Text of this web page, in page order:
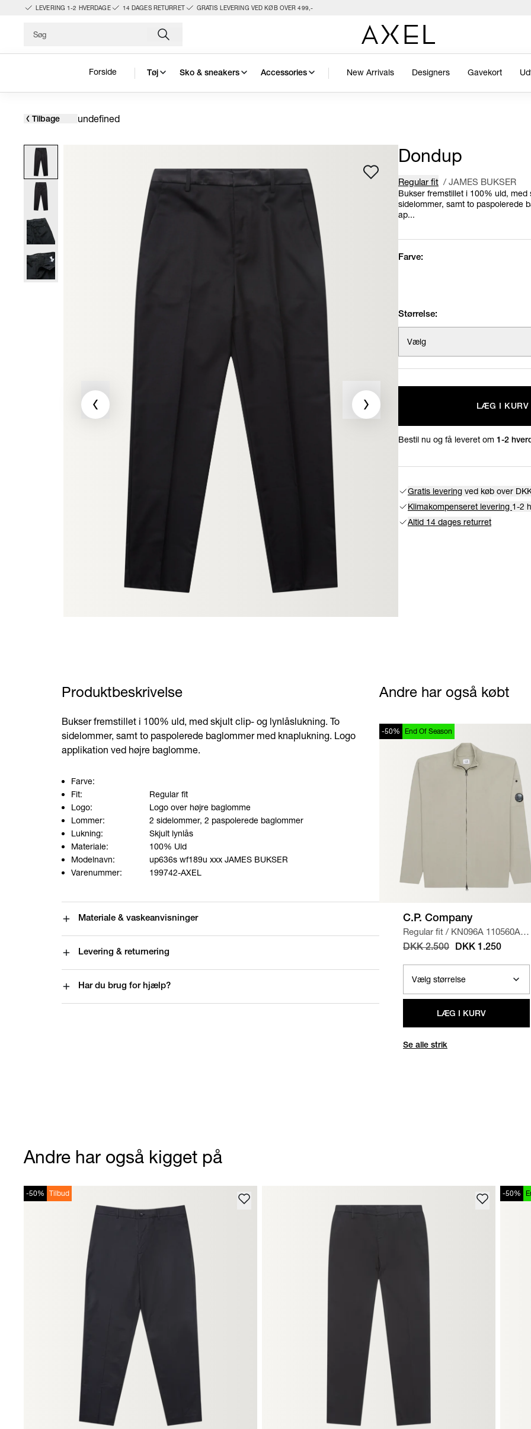
LEVERING 1-2 HVERDAGE 14 DAGES RETURRET GRATIS LEVERING VED KØB OVER 499,-
Forside Tøj Sko & sneakers Accessories New Arrivals Designers Gavekort
Tilbage undefined
Dondup
Regular fit / JAMES BUKSER
Bukser fremstillet i 100% uld, med
sidelommer, samt to paspolerede
ap...
Farve:
Størrelse:
Vælg
LÆG I KURV
Bestil nu og få leveret om 1-2
Gratis levering ved køb over
Klimakompenseret levering 1-2
Altid 14 dages returret
Produktbeskrivelse
Bukser fremstillet i 100% uld, med skjult clip- og lynlåslukning. To
sidelommer, samt to paspolerede baglommer med knaplukning. Logo
applikation ved højre baglomme.
Farve:
Fit:
Regular fit
Logo:
Logo over højre baglomme
Lommer:
2 sidelommer, 2 paspolerede baglommer
Lukning:
Skjult lynlås
Materiale:
100% Uld
Modelnavn:
up636s wf189u xxx JAMES BUKSER
Varenummer:
199742-AXEL
Materiale & vaskeanvisninger
Levering & returnering
Har du brug for hjælp?
Andre har også købt
-50% End Of Season
C.P. Company
Regular fit / KN096A 110560A
STRIK
SAND
DKK 2.500 DKK 1.250
LÆG I KURV
Se alle strik
Andre har også kigget på
-50% Tilbud -50%